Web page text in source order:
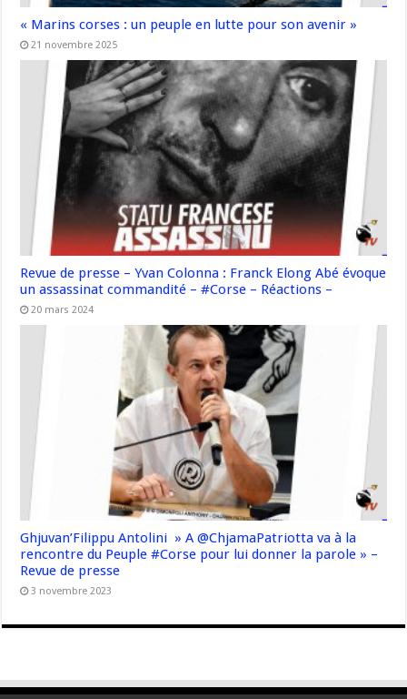
« Marins corses : un peuple en lutte pour son avenir »
21 novembre 2025
Revue de presse – Yvan Colonna : Franck Elong Abé évoque
un assassinat commandité – #Corse – Réactions –
20 mars 2024
Ghjuvan’Filippu Antolini » A @ChjamaPatriotta va à la
rencontre du Peuple #Corse pour lui donner la parole » –
Revue de presse
3 novembre 2023